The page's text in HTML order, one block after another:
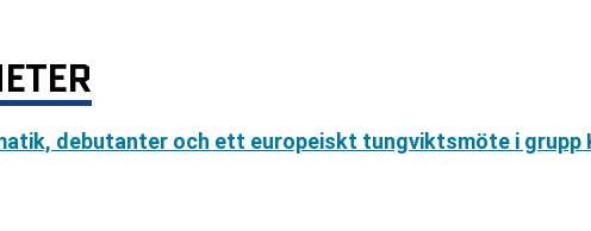
debutanter och ett europeiskt tungviktsmöte i grupp